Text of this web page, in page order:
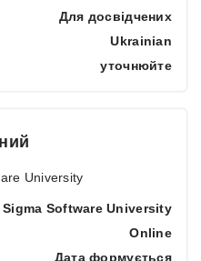
Для досвідчених
Ukrainian
уточнюйте
Sigma Software University
Online
Дата формується